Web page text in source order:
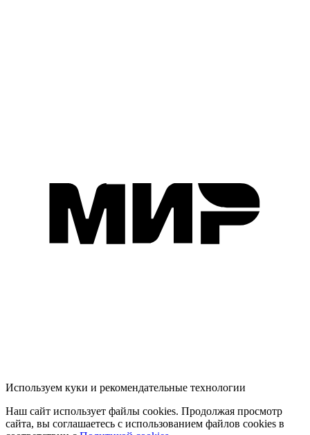
Используем куки и рекомендательные технологии
Наш сайт использует файлы cookies. Продолжая просмотр
сайта, вы соглашаетесь с использованием файлов cookies в